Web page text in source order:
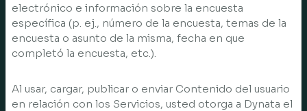
electrónico e información sobre la encuesta
específica (p. ej., número de la encuesta, temas de la
encuesta o asunto de la misma, fecha en que
completó la encuesta, etc.).
Al usar, cargar, publicar o enviar Contenido del usuario
en relación con los Servicios, usted otorga a Dynata el